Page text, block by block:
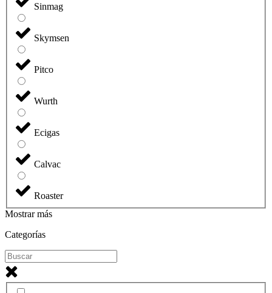
Sinmag
Skymsen
Pitco
Wurth
Ecigas
Calvac
Roaster
Mostrar más
Categorías